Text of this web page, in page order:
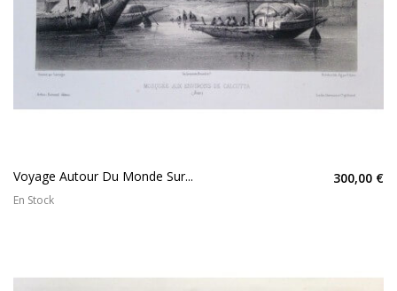
Voyage Autour Du Monde Sur... 300,00 €
En Stock